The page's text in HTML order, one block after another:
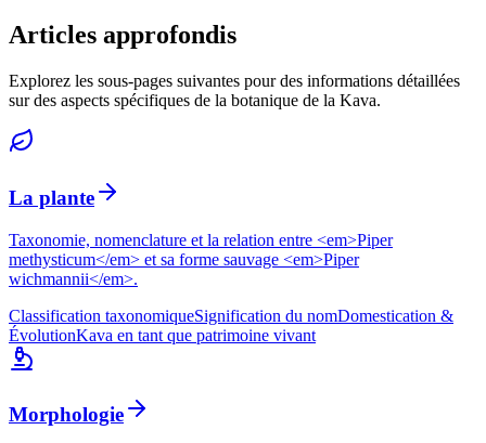
Articles approfondis
Explorez les sous-pages suivantes pour des informations détaillées
sur des aspects spécifiques de la botanique de la Kava.
La plante
Taxonomie, nomenclature et la relation entre <em>Piper
methysticum</em> et sa forme sauvage <em>Piper
wichmannii</em>.
Classification taxonomiqueSignification du nomDomestication &
ÉvolutionKava en tant que patrimoine vivant
Morphologie